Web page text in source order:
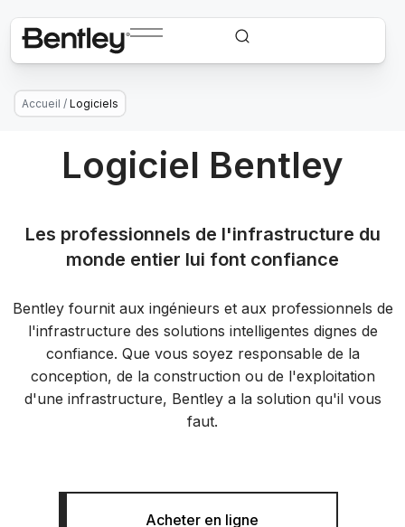
Accueil / Logiciels
Logiciel Bentley
Les professionnels de l'infrastructure du
monde entier lui font confiance
Bentley fournit aux ingénieurs et aux professionnels de
l'infrastructure des solutions intelligentes dignes de
confiance. Que vous soyez responsable de la
conception, de la construction ou de l'exploitation
d'une infrastructure, Bentley a la solution qu'il vous
faut.
Acheter en ligne